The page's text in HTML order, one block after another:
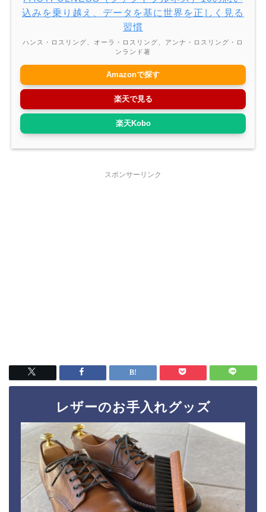
込みを乗り越え、データを基に世界を正しく見る
習慣
ハンス・ロスリング、オーラ・ロスリング、アンナ・ロスリング・ロ
ンランド著
Amazonで探す
楽天で見る
楽天Kobo
スポンサーリンク
レザーのお手入れグッズ